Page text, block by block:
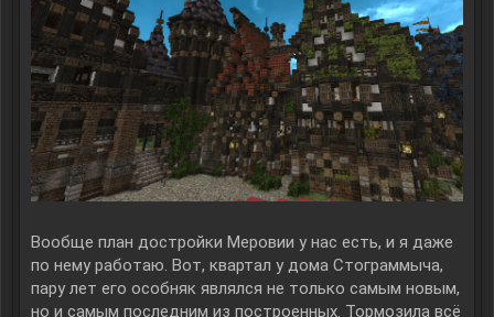
Вообще план достройки Меровии у нас есть, и я даже
по нему работаю. Вот, квартал у дома Стограммыча,
пару лет его особняк являлся не только самым новым,
но и самым последним из построенных. Тормозила всё